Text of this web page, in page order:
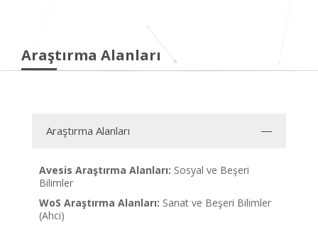
Araştırma Alanları
Araştırma Alanları
Avesis Araştırma Alanları: Sosyal ve Beşeri
Bilimler
WoS Araştırma Alanları: Sanat ve Beşeri Bilimler
(Ahci)